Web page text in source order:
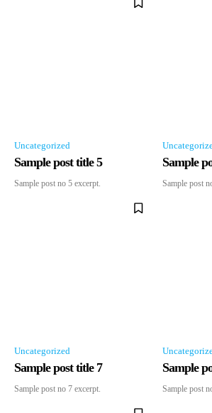
Uncategorized
Sample post title 5
Sample post no 5 excerpt.
Sample
Sample post
Uncategorized
Sample post title 7
Sample post no 7 excerpt.
Sample
Sample post